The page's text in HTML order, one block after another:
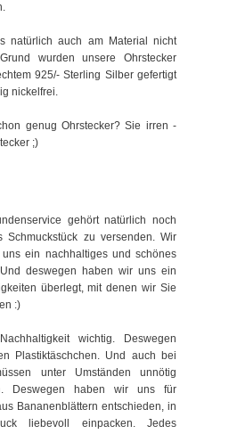
natürlich auch am Material nicht
wurden unsere Ohrstecker
925/- Sterling Silber gefertigt
nickelfrei.
genug Ohrstecker? Sie irren -
;)
gehört natürlich noch
zu versenden. Wir
ein nachhaltiges und schönes
deswegen haben wir uns ein
überlegt, mit denen wir Sie
:)
wichtig. Deswegen
Plastiktäschchen. Und auch bei
unter Umständen unnötig
Deswegen haben wir uns für
Bananenblättern entschieden, in
liebevoll einpacken. Jedes